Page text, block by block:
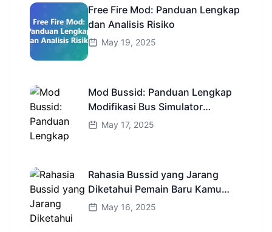
Free Fire Mod: Panduan Lengkap
dan Analisis Risiko
May 19, 2025
Mod Bussid: Panduan Lengkap
Modifikasi Bus Simulator
Indonesia
May 17, 2025
Rahasia Bussid yang Jarang
Diketahui Pemain Baru Kamu
Wajib Coba!
May 16, 2025